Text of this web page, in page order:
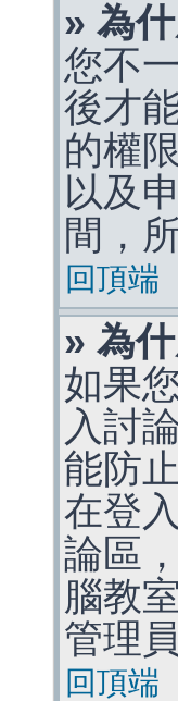
» 為
您不
後才
的權
以及
間，
回頂端
» 為
如果
入討
能防
在登
論區
腦教
管理
回頂端